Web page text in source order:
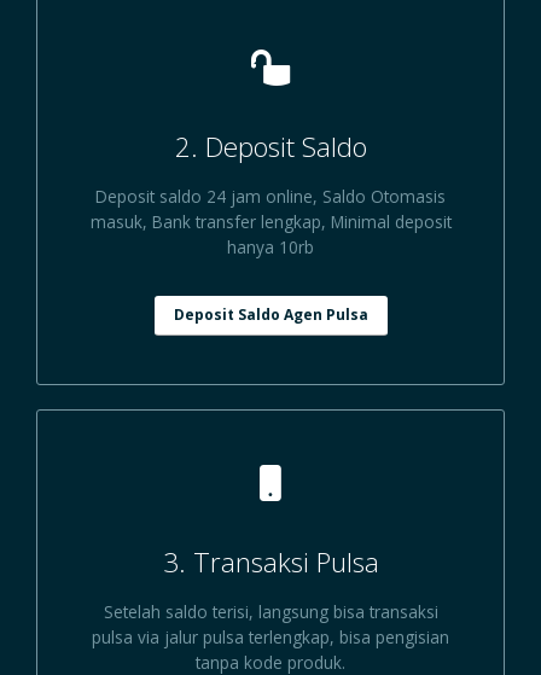
2. Deposit Saldo
Deposit saldo 24 jam online, Saldo Otomasis
masuk, Bank transfer lengkap, Minimal deposit
hanya 10rb
Deposit Saldo Agen Pulsa
3. Transaksi Pulsa
Setelah saldo terisi, langsung bisa transaksi
pulsa via jalur pulsa terlengkap, bisa pengisian
tanpa kode produk.